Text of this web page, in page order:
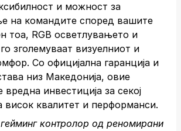
и можност за
на командите според вашите
тоа, RGB осветлувањето и
зголемуваат визуелниот и
Со официјална гаранција и
низ Македонија, овие
инвестиција за секој
висок квалитет и перформанси.
контролор од реномирани